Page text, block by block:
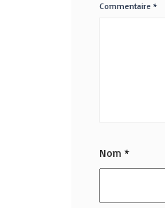
Commentaire *
Nom *